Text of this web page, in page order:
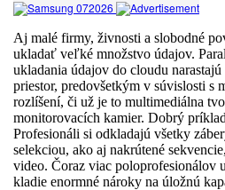
Aj malé firmy, živnosti a slobodné
ukladať veľké množstvo údajov.
ukladania údajov do cloudu
priestor, predovšetkým v súvislosti s
rozlíšení, či už je to multimediálna
monitorovacích kamier. Dobrý
Profesionáli si odkladajú všetky
selekciou, ako aj nakrútené
video. Čoraz viac poloprofesionálov
kladie enormné nároky na úložnú